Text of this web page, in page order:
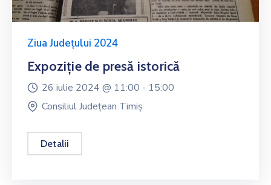
Ziua Județului 2024
Expoziție de presă istorică
26 iulie 2024 @ 11:00 - 15:00
Consiliul Județean Timiș
Detalii